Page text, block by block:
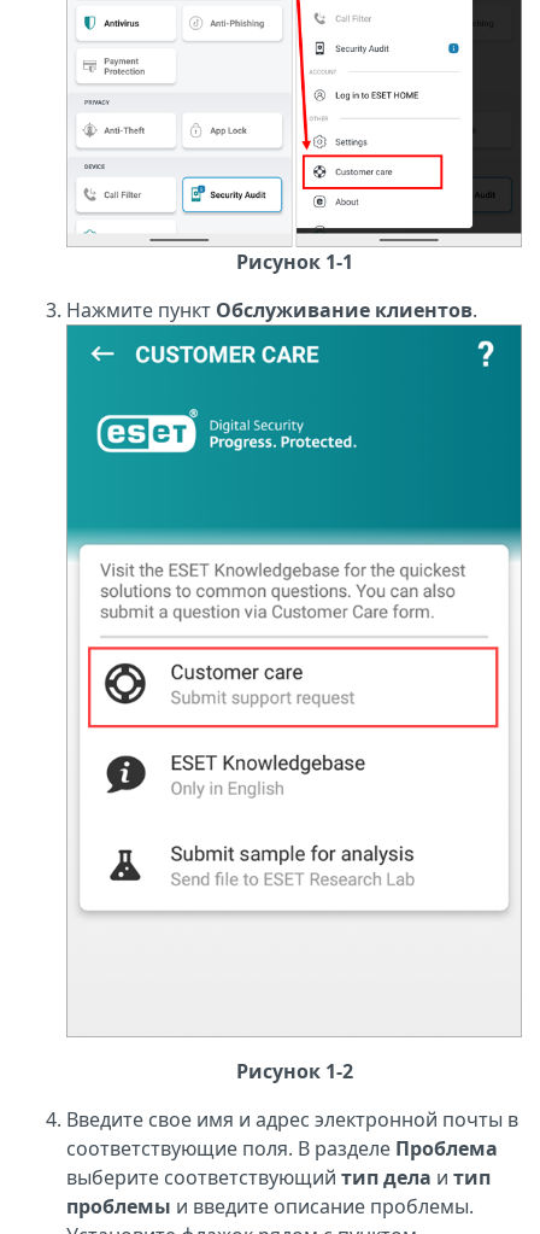
Рисунок 1-1
Нажмите пункт Обслуживание клиентов.
Рисунок 1-2
Введите свое имя и адрес электронной почты в
соответствующие поля. В разделе Проблема
выберите соответствующий тип дела и тип
проблемы и введите описание проблемы.